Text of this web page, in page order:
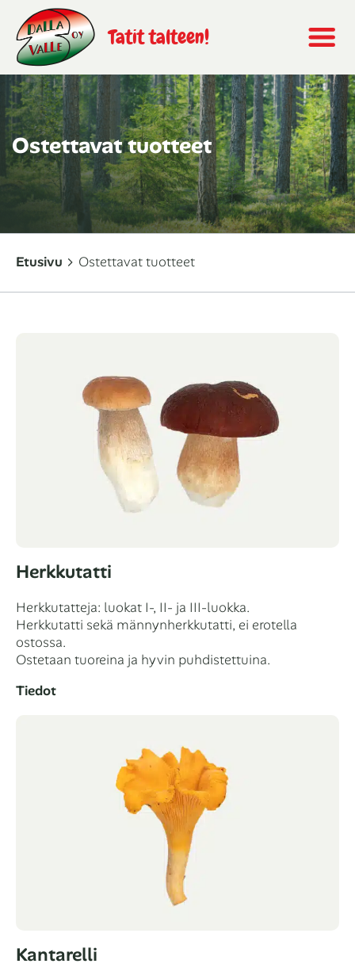
Tatit talteen!
Ostettavat tuotteet
Etusivu Ostettavat tuotteet
Herkkutatti
Herkkutatteja: luokat I-, II- ja III-luokka.
Herkkutatti sekä männynherkkutatti, ei erotella
ostossa.
Ostetaan tuoreina ja hyvin puhdistettuina.
Tiedot
Kantarelli